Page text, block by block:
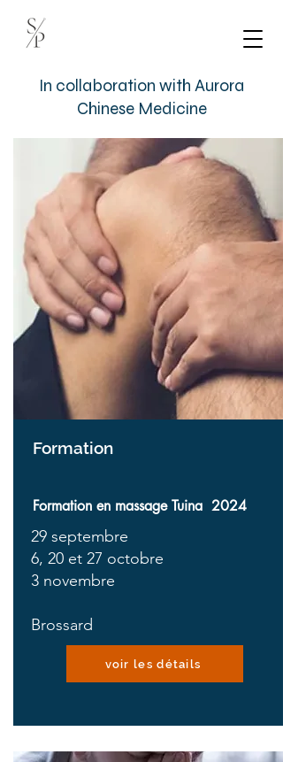
In collaboration with Aurora
Chinese Medicine
Formation
Formation en massage Tuina 2024
29 septembre
6, 20 et 27 octobre
3 novembre
Brossard
voir les détails